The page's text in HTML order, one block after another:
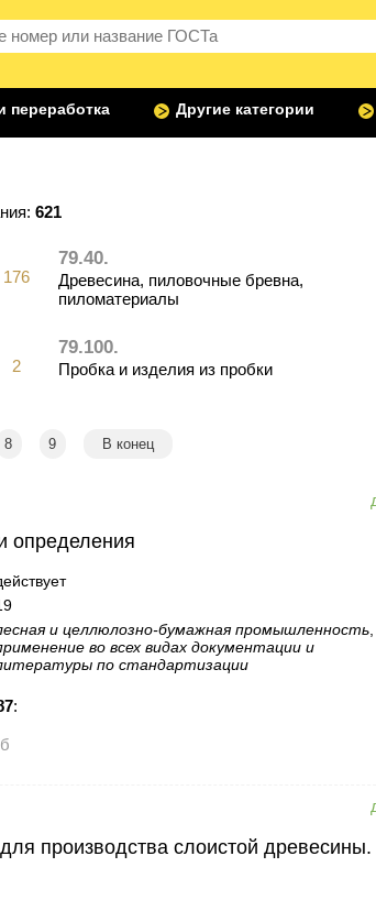
переработка Другие категории
621
79.40.
Древесина, пиловочные бревна,
пиломатериалы
176
79.100.
Пробка и изделия из пробки
2
8 9 В конец
определения
и целлюлозно-бумажная промышленность,
во всех видах документации и
по стандартизации
:
производства слоистой древесины.